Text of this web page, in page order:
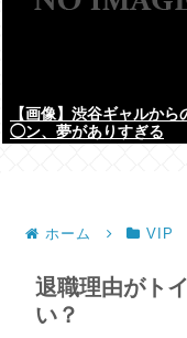
【画像】渋谷ギャルから
◯ン、夢がありすぎる
ホーム VIP
退職理由がト
い？